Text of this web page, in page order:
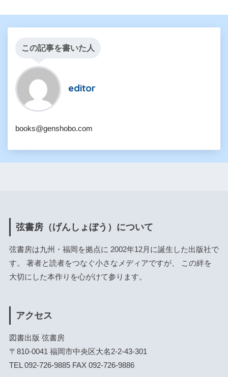
この記事を書いた人
editor
books@genshobo.com
弦書房（げんしょぼう）について
弦書房は九州・福岡を拠点に 2002年12月に誕生した出版社で
す。 著者と読者をつなぐ小さなメディアですが、 この絆を
大切にした本作りを心がけて参ります。
アクセス
図書出版 弦書房
〒810-0041 福岡市中央区大名2-2-43-301
TEL 092-726-9885 FAX 092-726-9886